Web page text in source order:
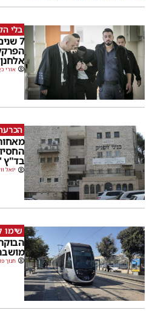
בלי
7
אורי
בד"ץ
יואל
שימו
חנוך